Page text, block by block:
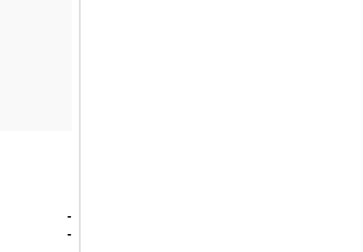
-
-